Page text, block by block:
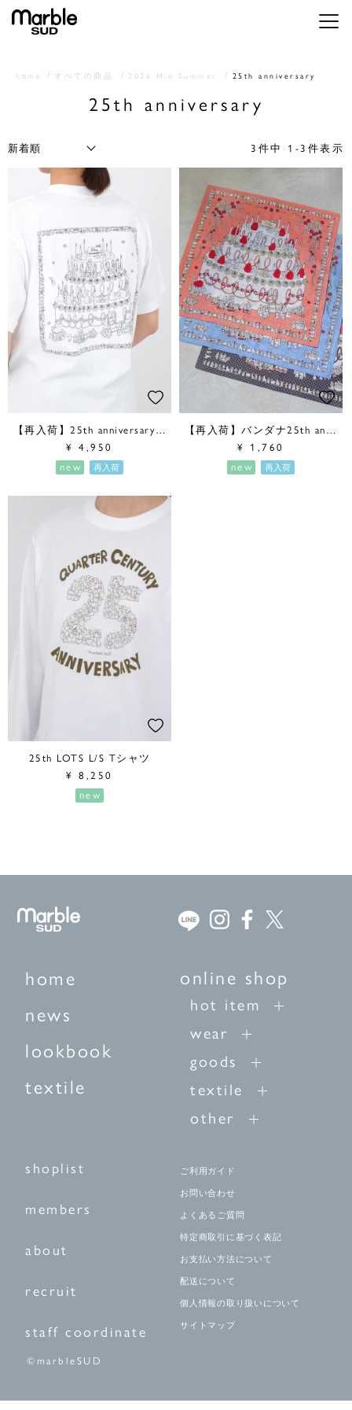
メニ
home すべての商品 2026 Mid Summer 25th anniversary
25th anniversary
3 件中 1 -3 件表示
【再入荷】25th anniversary Tシャツ
¥ 4,950
new
再入荷
【再入荷】バンダナ25th anniversary
¥ 1,760
new
再入荷
25th LOTS L/S Tシャツ
¥ 8,250
new
home
news
lookbook
textile
online shop
hot item
wear
goods
textile
other
shoplist
members
about
recruit
staff coordinate
ご利用ガイド
お問い合わせ
よくあるご質問
特定商取引に基づく表記
お支払い方法について
配送について
個人情報の取り扱いについて
サイトマップ
©marbleSUD